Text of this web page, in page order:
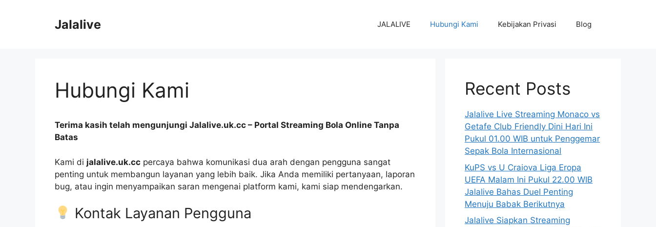
Jalalive JALALIVE Hubungi Kami Kebijakan Privasi Blog
Hubungi Kami
Terima kasih telah mengunjungi Jalalive.uk.cc – Portal Streaming Bola Online Tanpa
Batas
Kami di jalalive.uk.cc percaya bahwa komunikasi dua arah dengan pengguna sangat
penting untuk membangun layanan yang lebih baik. Jika Anda memiliki pertanyaan, laporan
bug, atau ingin menyampaikan saran mengenai platform kami, kami siap mendengarkan.
Kontak Layanan Pengguna
Recent Posts
Jalalive Live Streaming Monaco vs
Getafe Club Friendly Dini Hari Ini
Pukul 01.00 WIB untuk Penggemar
Sepak Bola Internasional
KuPS vs U Craiova Liga Eropa
UEFA Malam Ini Pukul 22.00 WIB
Jalalive Bahas Duel Penting
Menuju Babak Berikutnya
Jalalive Siapkan Streaming